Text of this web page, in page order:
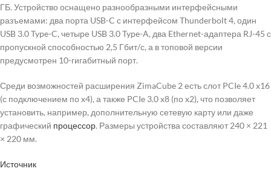
ГБ. Устройство оснащено разнообразными интерфейсными
разъемами: два порта USB-C с интерфейсом Thunderbolt 4, один
USB 3.0 Type-C, четыре USB 3.0 Type-A, два Ethernet-адаптера RJ-45 с
пропускной способностью 2,5 Гбит/с, а в топовой версии
предусмотрен 10-гигабитный порт.
Среди возможностей расширения ZimaCube 2 есть слот PCIe 4.0 x16
(с подключением по x4), а также PCIe 3.0 x8 (по x2), что позволяет
установить, например, дополнительную сетевую карту или даже
графический процессор. Размеры устройства составляют 240 × 221
× 220 мм.
Источник